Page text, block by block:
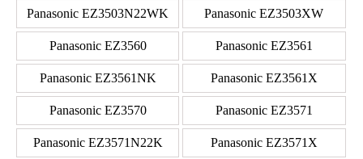
Panasonic EZ3503N22WK Panasonic EZ3503XW
Panasonic EZ3560 Panasonic EZ3561
Panasonic EZ3561NK Panasonic EZ3561X
Panasonic EZ3570 Panasonic EZ3571
Panasonic EZ3571N22K Panasonic EZ3571X